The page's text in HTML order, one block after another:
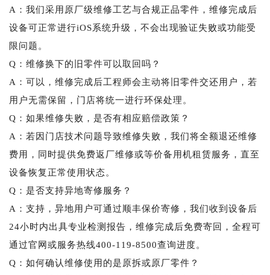
A：我们采用原厂级维修工艺与合规正品零件，维修完成后
设备可正常进行iOS系统升级，不会出现验证失败或功能受
限问题。
Q：维修换下的旧零件可以取回吗？
A：可以，维修完成后工程师会主动将旧零件交还用户，若
用户无需保留，门店将统一进行环保处理。
Q：如果维修失败，是否有相应赔偿政策？
A：若因门店技术问题导致维修失败，我们将全额退还维修
费用，同时提供免费返厂维修或等价备用机租赁服务，直至
设备恢复正常使用状态。
Q：是否支持异地寄修服务？
A：支持，异地用户可通过顺丰保价寄修，我们收到设备后
24小时内出具专业检测报告，维修完成后免费寄回，全程可
通过官网或服务热线400-119-8500查询进度。
Q：如何确认维修使用的是原拆或原厂零件？